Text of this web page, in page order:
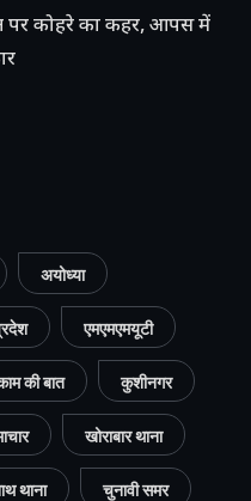
पर कोहरे का कहर, आपस में
अयोध्या
एमएमएमयूटी
की बात कुशीनगर
खोराबार थाना
थाना चुनावी समर